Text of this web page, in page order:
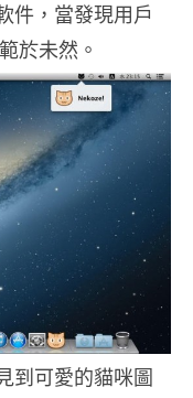
件，當發現用戶
於未然。
到可愛的貓咪圖